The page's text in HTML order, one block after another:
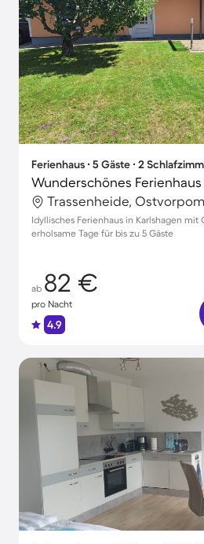
Ferienhaus ∙ 5 Gäste ∙ 2
Idyllisches Ferienhaus in Karlshagen mit
erholsame Tage für bis zu 5 Gäste
ab 82 €
pro Nacht
4.9